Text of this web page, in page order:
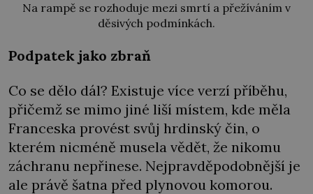
Na rampě se rozhoduje mezi smrtí a přežíváním v
děsivých podmínkách.
Podpatek jako zbraň
Co se dělo dál? Existuje více verzí příběhu,
přičemž se mimo jiné liší místem, kde měla
Franceska provést svůj hrdinský čin, o
kterém nicméně musela vědět, že nikomu
záchranu nepřinese. Nejpravděpodobnější je
ale právě šatna před plynovou komorou.